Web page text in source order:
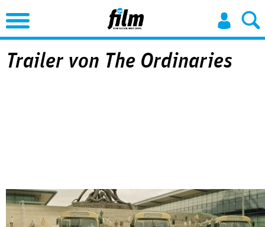
Jump to Navigation
Trailer von The Ordinaries